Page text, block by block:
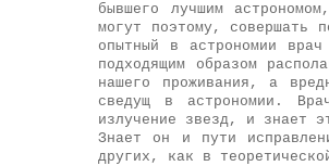
бывшего лучшим
могут поэтому, совершать
опытный в астрономии
подходящим образом
нашего проживания, а
сведущ в астрономии.
излучение звезд, и знает
Знает он и пути
других, как в